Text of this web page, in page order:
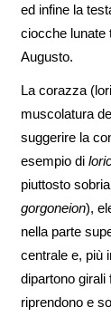
ed infine la
ciocche lunate
Augusto.
La corazza
muscolatura
suggerire la
esempio di
piuttosto
gorgoneion),
nella parte
centrale e, più
dipartono girali
riprendono e